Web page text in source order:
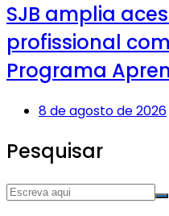
SJB amplia
profissional
Programa
8 de agosto de 2026
Pesquisar